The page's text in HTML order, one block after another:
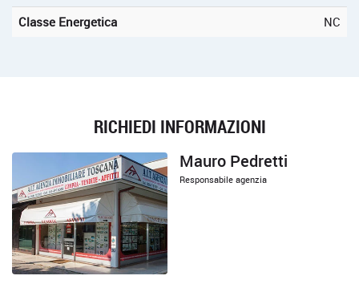
Classe Energetica
NC
RICHIEDI INFORMAZIONI
Mauro Pedretti
Responsabile agenzia